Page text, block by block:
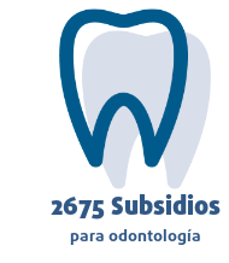
3125Subsidios
para odontología